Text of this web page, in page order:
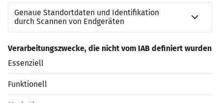
76131 Karlsruhe